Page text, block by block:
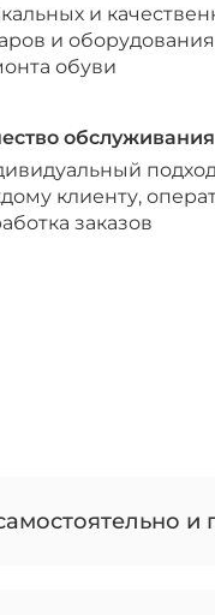
и
и
обуви
обслуживания
клиенту,
заказов
и